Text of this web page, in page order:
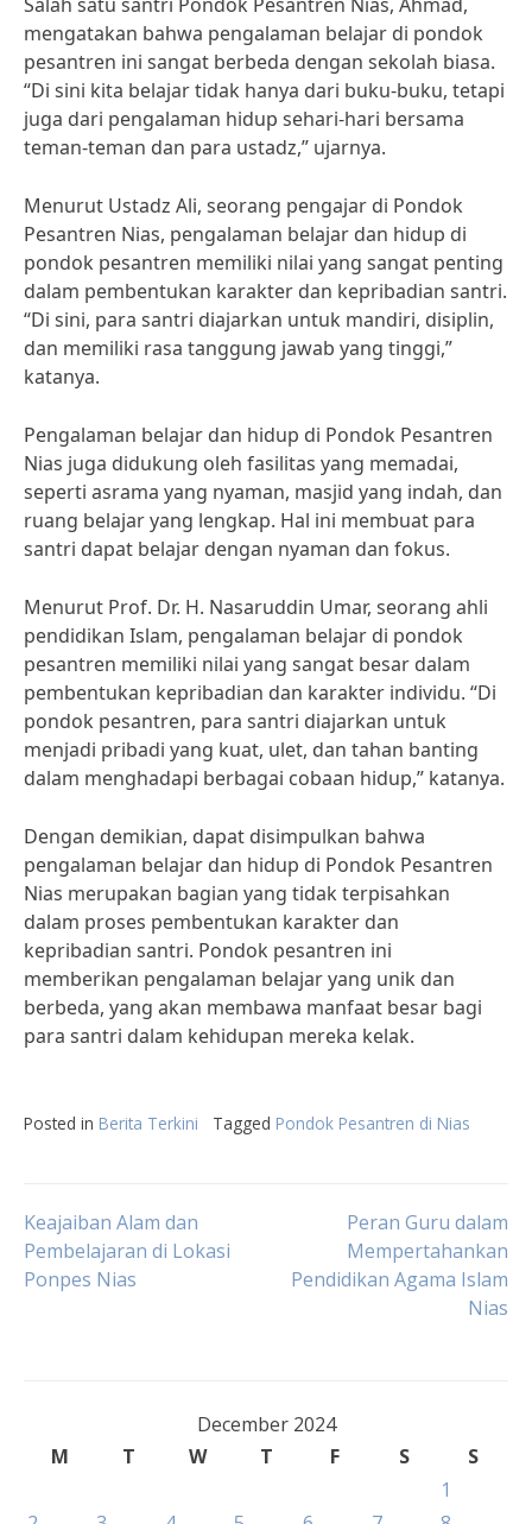
mengatakan bahwa pengalaman belajar di pondok
pesantren ini sangat berbeda dengan sekolah biasa.
“Di sini kita belajar tidak hanya dari buku-buku, tetapi
juga dari pengalaman hidup sehari-hari bersama
teman-teman dan para ustadz,” ujarnya.
Menurut Ustadz Ali, seorang pengajar di Pondok
Pesantren Nias, pengalaman belajar dan hidup di
pondok pesantren memiliki nilai yang sangat penting
dalam pembentukan karakter dan kepribadian santri.
“Di sini, para santri diajarkan untuk mandiri, disiplin,
dan memiliki rasa tanggung jawab yang tinggi,”
katanya.
Pengalaman belajar dan hidup di Pondok Pesantren
Nias juga didukung oleh fasilitas yang memadai,
seperti asrama yang nyaman, masjid yang indah, dan
ruang belajar yang lengkap. Hal ini membuat para
santri dapat belajar dengan nyaman dan fokus.
Menurut Prof. Dr. H. Nasaruddin Umar, seorang ahli
pendidikan Islam, pengalaman belajar di pondok
pesantren memiliki nilai yang sangat besar dalam
pembentukan kepribadian dan karakter individu. “Di
pondok pesantren, para santri diajarkan untuk
menjadi pribadi yang kuat, ulet, dan tahan banting
dalam menghadapi berbagai cobaan hidup,” katanya.
Dengan demikian, dapat disimpulkan bahwa
pengalaman belajar dan hidup di Pondok Pesantren
Nias merupakan bagian yang tidak terpisahkan
dalam proses pembentukan karakter dan
kepribadian santri. Pondok pesantren ini
memberikan pengalaman belajar yang unik dan
berbeda, yang akan membawa manfaat besar bagi
para santri dalam kehidupan mereka kelak.
Posted in Berita Terkini Tagged Pondok Pesantren di Nias
Post
navigation
Keajaiban Alam dan
Pembelajaran di Lokasi
Ponpes Nias
Peran Guru dalam
Mempertahankan
Pendidikan Agama Islam
Nias
December 2024
M
T W T F S
S
1